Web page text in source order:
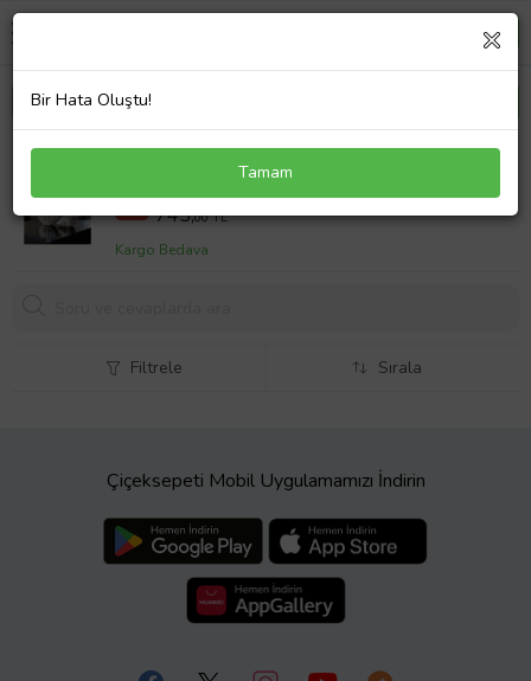
Sedef İnci İstiridye Fotoğraf Not tutacak Deniz
Kabuğu Mumluk Hediyelik ofis masası seti
%32 1100,00 TL
745,00 TL
Kargo Bedava
Filtrele Sırala
Çiçeksepeti Mobil Uygulamamızı İndirin
Bir Hata Oluştu!
Tamam